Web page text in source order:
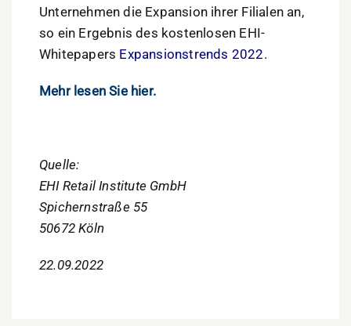
Unternehmen die Expansion ihrer Filialen an,
so ein Ergebnis des kostenlosen EHI-
Whitepapers Expansionstrends 2022.
Mehr lesen Sie hier.
Quelle:
EHI Retail Institute GmbH
Spichernstraße 55
50672 Köln
22.09.2022